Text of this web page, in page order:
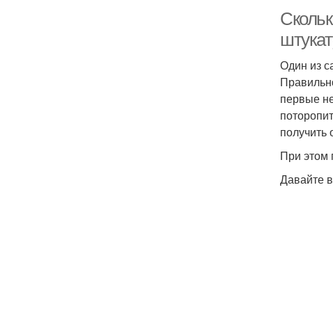
Один из
первые
получить
При этом
Давайте